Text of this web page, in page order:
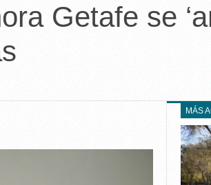
RINCÓN
LA VOZ DE LA
EXPERIENCIA
IN MEMORIAM
MEMORIA
UN MINUTO EN EL
Getafe se
MÁS